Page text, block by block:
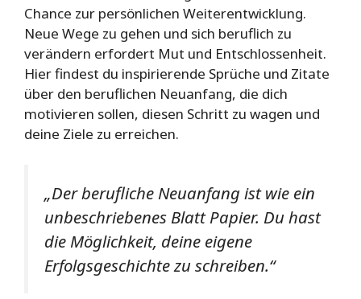
Chance zur persönlichen Weiterentwicklung.
Neue Wege zu gehen und sich beruflich zu
verändern erfordert Mut und Entschlossenheit.
Hier findest du inspirierende Sprüche und Zitate
über den beruflichen Neuanfang, die dich
motivieren sollen, diesen Schritt zu wagen und
deine Ziele zu erreichen.
„Der berufliche Neuanfang ist wie ein
unbeschriebenes Blatt Papier. Du hast
die Möglichkeit, deine eigene
Erfolgsgeschichte zu schreiben.“